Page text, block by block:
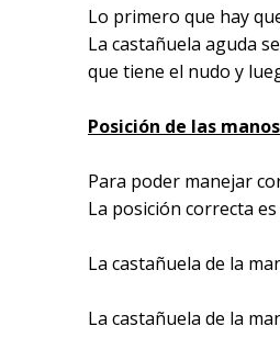
Lo primero que hay
La castañuela aguda
que tiene el nudo y
Posición de las manos
Para poder manejar
La posición correcta
La castañuela de la
La castañuela de la